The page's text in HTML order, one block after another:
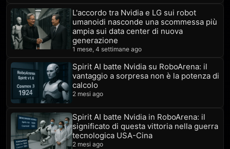
L'accordo tra Nvidia e LG sui robot
umanoidi nasconde una scommessa più
ampia sui data center di nuova
generazione
1 mese, 4 settimane ago
Spirit AI batte Nvidia su RoboArena: il
vantaggio a sorpresa non è la potenza di
calcolo
2 mesi ago
Spirit AI batte Nvidia in RoboArena: il
significato di questa vittoria nella guerra
tecnologica USA-Cina
2 mesi ago